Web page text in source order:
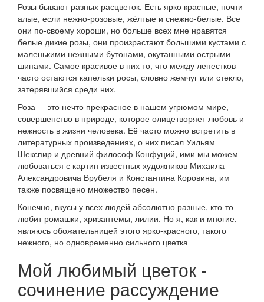
Розы бывают разных расцветок. Есть ярко красные, почти
алые, если нежно-розовые, жёлтые и снежно-белые. Все
они по-своему хороши, но больше всех мне нравятся
белые дикие розы, они произрастают большими кустами с
маленькими нежными бутонами, окутанными острыми
шипами. Самое красивое в них то, что между лепестков
часто остаются капельки росы, словно жемчуг или стекло,
затерявшийся среди них.
Роза – это нечто прекрасное в нашем угрюмом мире,
совершенство в природе, которое олицетворяет любовь и
нежность в жизни человека. Её часто можно встретить в
литературных произведениях, о них писал Уильям
Шекспир и древний философ Конфуций, ими мы можем
любоваться с картин известных художников Михаила
Александровича Врубеля и Константина Коровина, им
также посвящено множество песен.
Конечно, вкусы у всех людей абсолютно разные, кто-то
любит ромашки, хризантемы, лилии. Но я, как и многие,
являюсь обожательницей этого ярко-красного, такого
нежного, но одновременно сильного цветка
Мой любимый цветок -
сочинение рассуждение